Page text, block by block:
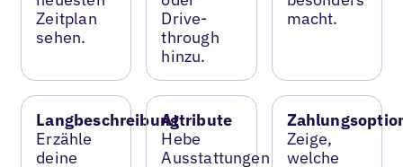
Zeitplan
sehen.
Drive-
through
hinzu.
macht.
Langbeschreibung
Erzähle
deine
Attribute
Hebe
Ausstattungen
Zeige,
welche